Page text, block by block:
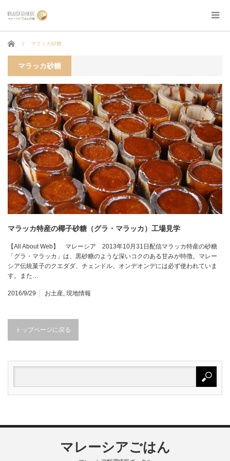
ホーム マラッカ砂糖
マラッカ砂糖
マラッカ特産の椰子砂糖（グラ・マラッカ）工場見学
【All About Web】 マレーシア 2013年10月31日配信マラッカ特産の砂糖
「グラ・マラッカ」は、黒砂糖のような深いコクのある甘みが特徴。マレー
シア伝統菓子のクエダダ、チェンドル、オンデオンデには必ず使われていま
す。また…
2016/9/29 お土産, 現地情報
トップページに戻る
マレーシアごはん